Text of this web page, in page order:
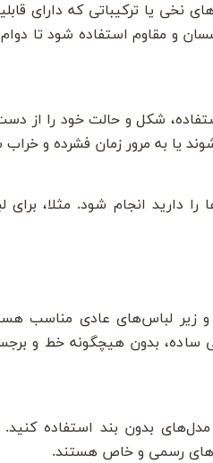
نخی یا ترکیباتی که دارای
و مقاوم استفاده شود تا
شکل و حالت خود را از
به مرور زمان فشرده و خراب
دارید انجام شود. مثلا، برای
و زیر لباس‌های عادی مناسب
ساده، بدون هیچگونه خط و
بدون بند استفاده کنید.
رسمی و خاص هستند.